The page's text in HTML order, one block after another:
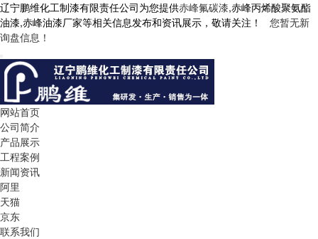
辽宁鹏维化工制漆有限责任公司为您提供赤峰氟碳漆,赤峰丙烯酸聚氨酯
油漆,赤峰油漆厂家等相关信息发布和资讯展示，敬请关注！ 您暂无新
询盘信息！
网站首页
公司简介
产品展示
工程案例
新闻资讯
阿里
天猫
京东
联系我们